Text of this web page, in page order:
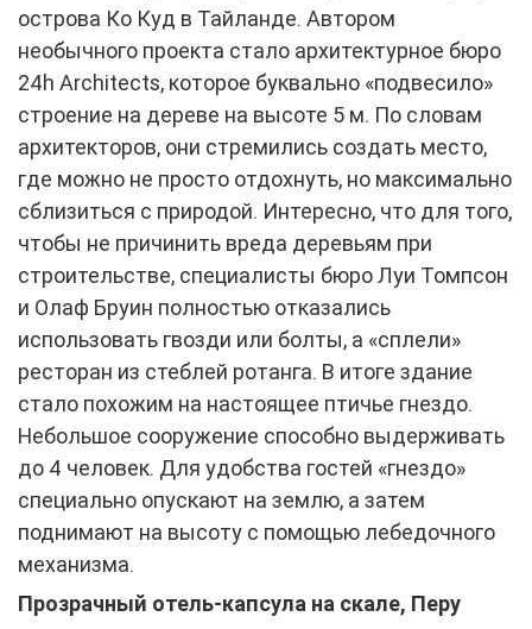
острова Ко Куд в Тайланде. Автором
необычного проекта стало архитектурное бюро
24h Architects, которое буквально «подвесило»
строение на дереве на высоте 5 м. По словам
архитекторов, они стремились создать место,
где можно не просто отдохнуть, но максимально
сблизиться с природой. Интересно, что для того,
чтобы не причинить вреда деревьям при
строительстве, специалисты бюро Луи Томпсон
и Олаф Бруин полностью отказались
использовать гвозди или болты, а «сплели»
ресторан из стеблей ротанга. В итоге здание
стало похожим на настоящее птичье гнездо.
Небольшое сооружение способно выдерживать
до 4 человек. Для удобства гостей «гнездо»
специально опускают на землю, а затем
поднимают на высоту с помощью лебедочного
механизма.
Прозрачный отель-капсула на скале, Перу